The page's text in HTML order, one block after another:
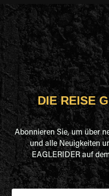
DIE REISE
Abonnieren Sie, um über
und alle Neuigkeiten
EAGLERIDER auf